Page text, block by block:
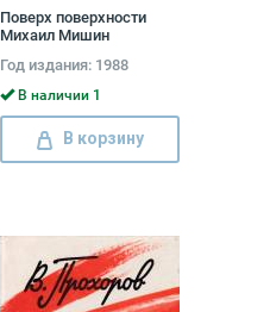
Поверх поверхности
Михаил Мишин
Год издания: 1988
В наличии 1
В корзину